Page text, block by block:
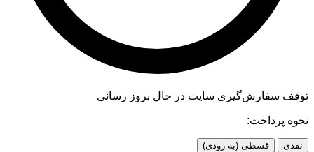
توقف سفارش‌گیری سایت در حال بروز رسانی
نحوه پرداخت:
نقدی قسطی (به زودی)